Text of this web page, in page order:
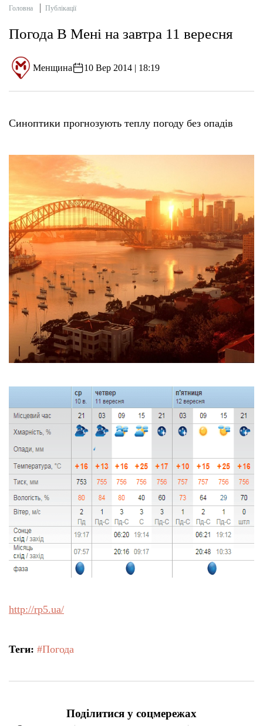
Головна Публікації
Погода В Мені на завтра 11 вересня
Менщина 10 Вер 2014 | 18:19
Синоптики прогнозують теплу погоду без опадів
http://rp5.ua/
Теги: #Погода
Поділитися у соцмережах